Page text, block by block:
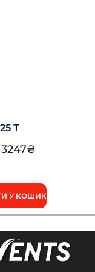
Т
3247₴
У КОШИК